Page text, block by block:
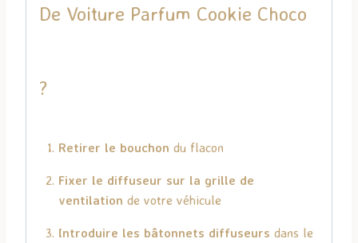
De Voiture Parfum Cookie Choco
?
Retirer le bouchon du flacon
Fixer le diffuseur sur la grille de
ventilation de votre véhicule
Introduire les bâtonnets diffuseurs dans le